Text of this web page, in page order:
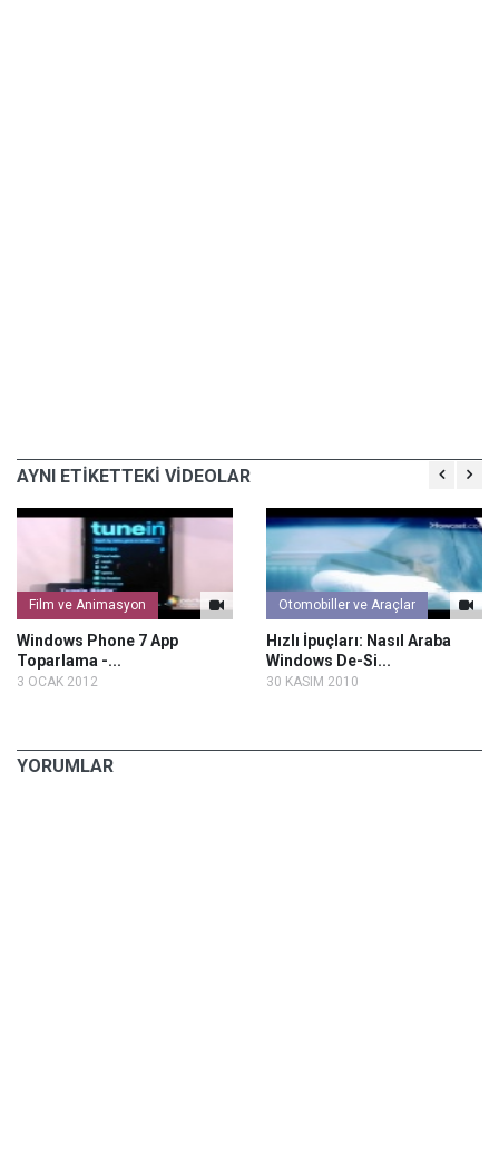
AYNI ETİKETTEKİ VİDEOLAR
Film ve Animasyon
Windows Phone 7 App
Toparlama -...
3 OCAK 2012
Otomobiller ve Araçlar
Hızlı İpuçları: Nasıl Araba
Windows De-Si...
30 KASIM 2010
YORUMLAR